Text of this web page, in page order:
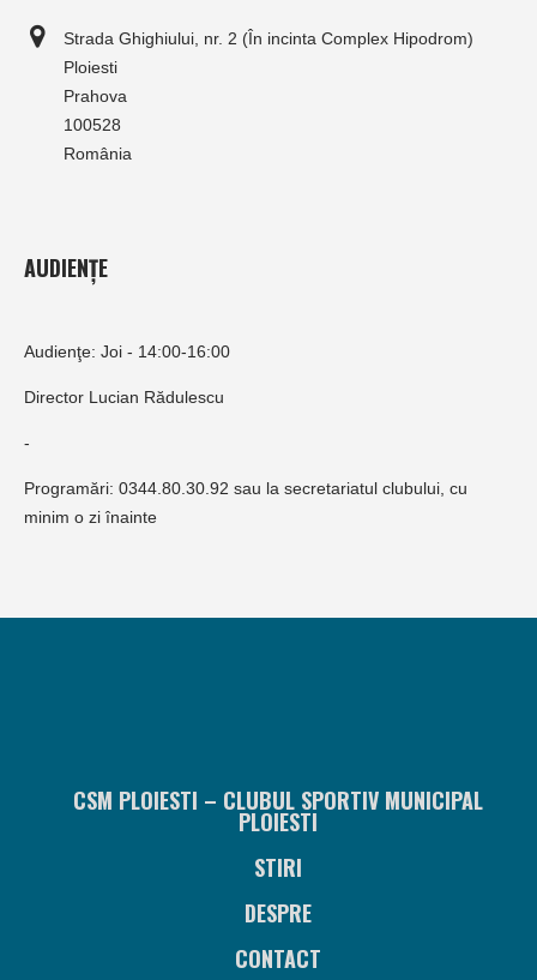
Strada Ghighiului, nr. 2 (În incinta Complex Hipodrom)
Ploiesti
Prahova
100528
România
AUDIENȚE
Audienţe: Joi - 14:00-16:00
Director Lucian Rădulescu
-
Programări: 0344.80.30.92 sau la secretariatul clubului, cu
minim o zi înainte
CSM PLOIESTI – CLUBUL SPORTIV MUNICIPAL
PLOIESTI
STIRI
DESPRE
CONTACT